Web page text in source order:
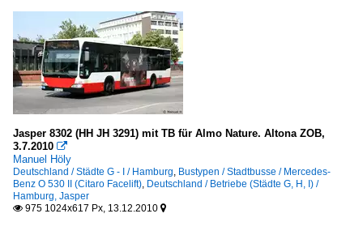
Jasper 8302 (HH JH 3291) mit TB für Almo Nature. Altona ZOB,
3.7.2010 
Manuel Höly
Deutschland / Städte G - I / Hamburg, Bustypen / Stadtbusse / Mercedes-
Benz O 530 II (Citaro Facelift), Deutschland / Betriebe (Städte G, H, I) /
Hamburg, Jasper
 975 1024x617 Px, 13.12.2010 